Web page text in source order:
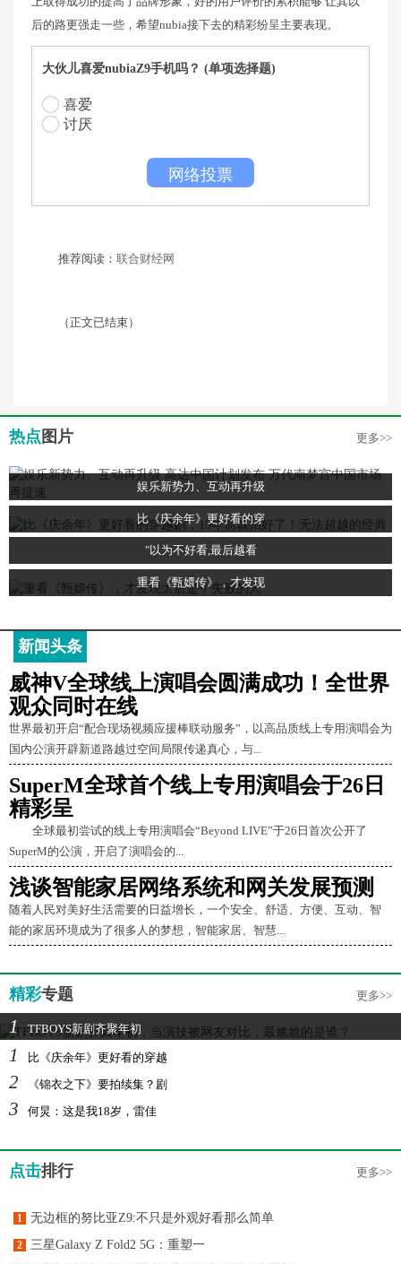
后的路更强走一些，希望nubia接下去的精彩纷呈主要表现。
大伙儿喜爱nubiaZ9手机吗？ (单项选择题)
喜爱
讨厌
网络投票
推荐阅读： 联合财经网
（正文已结束）
热点 图片 更多>>
娱乐新势力、互动再升级
比《庆余年》更好看的穿
"以为不好看,最后越看
重看《甄嬛传》，才发现
新闻头条
威神V全球线上演唱会圆满成功！全世界
观众同时在线
世界最初开启“配合现场视频应援棒联动服务”，以高品质线上专用演唱会为
国内公演开辟新道路越过空间局限传递真心，与...
SuperM全球首个线上专用演唱会于26日
精彩呈
全球最初尝试的线上专用演唱会“Beyond LIVE”于26日首次公开了
SuperM的公演，开启了演唱会的...
浅谈智能家居网络系统和网关发展预测
随着人民对美好生活需要的日益增长，一个安全、舒适、方便、互动、智
能的家居环境成为了很多人的梦想，智能家居、智慧...
精彩专题 更多>>
1 TFBOYS新剧齐聚年初
1 比《庆余年》更好看的穿越
2 《锦衣之下》要拍续集？剧
3 何炅：这是我18岁，雷佳
点击排行 更多>>
1 无边框的努比亚Z9:不只是外观好看那么简单
2 三星Galaxy Z Fold2 5G：重塑一